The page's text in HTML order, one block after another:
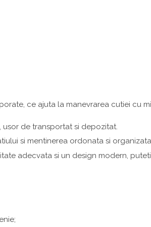
ce ajuta la manevrarea cutiei cu
de transportat si depozitat.
si mentinerea ordonata si
adecvata si un design modern,